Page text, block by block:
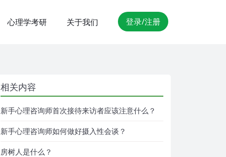
心理学考研 关于我们 登录/注册
相关内容
新手心理咨询师首次接待来访者应该注意什么？
新手心理咨询师如何做好摄入性会谈？
房树人是什么？